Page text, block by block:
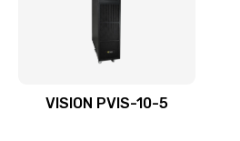
VISION PVIS-10-5